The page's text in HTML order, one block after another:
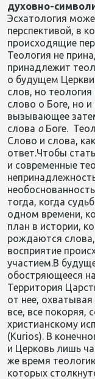
духовно-
Эсхатология
перспективой, в
происходящие
Теология не
принадлежит
о будущем
слов, но
слово о Боге, но
вызывающее
слова о Боге.
Слово и слова,
ответ.Чтобы
и современные
тогда, когда
одном времени,
план в истории,
рождаются
восприятие
участием.В
обостряющееся
Территория
от нее,
все, все покоряя,
христианскому
(Kurios). В
и Церковь лишь
же время
которых